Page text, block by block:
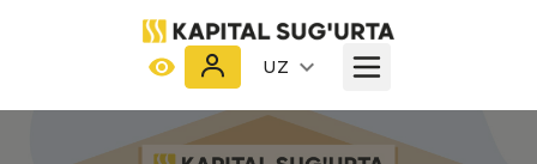
UZ